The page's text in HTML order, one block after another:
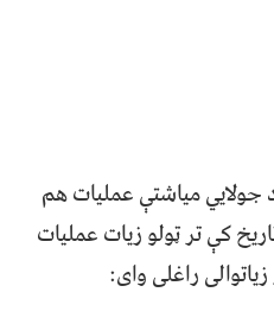
جولايي مياشتې عمليات هم
کې تر ټولو زيات عمليات
راغلی وای: